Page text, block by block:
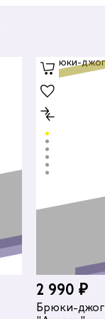
2 990 ₽
Брюки-
2 210 ₽